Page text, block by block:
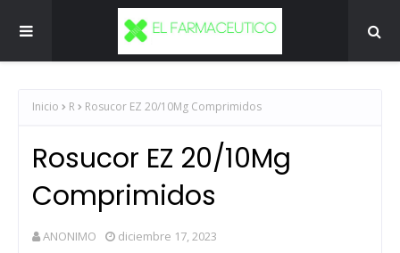
Inicio R Rosucor EZ 20/10Mg Comprimidos
Rosucor EZ 20/10Mg
Comprimidos
ANONIMO diciembre 17, 2023